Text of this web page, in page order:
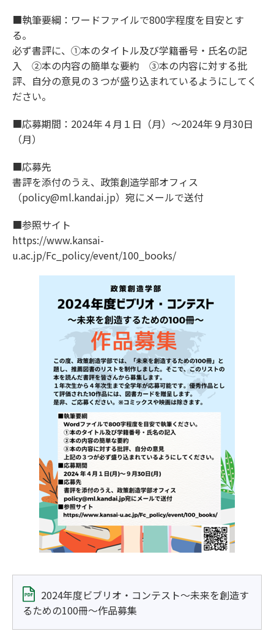
■執筆要綱：ワードファイルで800字程度を目安とす
る。
必ず書評に、①本のタイトル及び学籍番号・氏名の記
入 ②本の内容の簡単な要約 ③本の内容に対する批
評、自分の意見の３つが盛り込まれているようにしてく
ださい。
■応募期間：2024年４月１日（月）～2024年９月30日
（月）
■応募先
書評を添付のうえ、政策創造学部オフィス
（policy@ml.kandai.jp）宛にメールで送付
■参照サイト
https://www.kansai-
u.ac.jp/Fc_policy/event/100_books/
2024年度ビブリオ・コンテスト～未来を創造す
るための100冊～作品募集